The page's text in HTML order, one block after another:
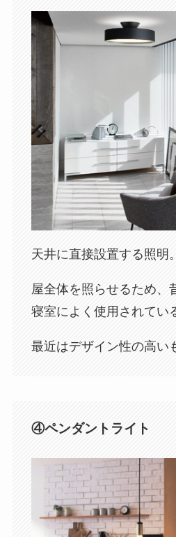
天井に直接設置する照明。
屋全体を照らせるため、
寝室によく使用されてい
最近はデザイン性の高い
④ペンダントライト